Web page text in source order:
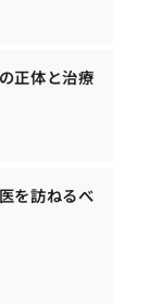
正体と治療
を訪ねるべ